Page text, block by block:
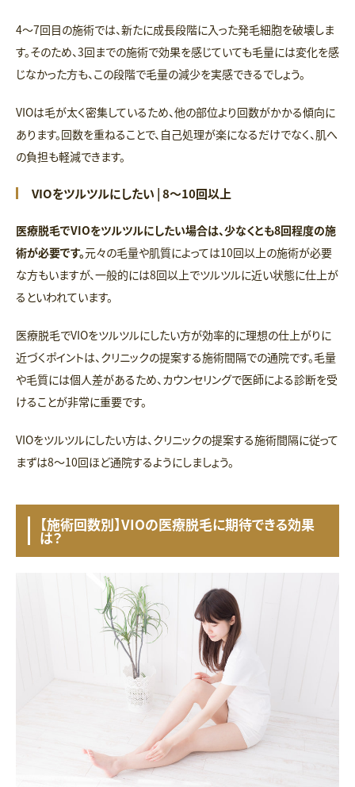
4〜7回目の施術では、新たに成長段階に入った発毛細胞を破壊しま
す。そのため、3回までの施術で効果を感じていても毛量には変化を感
じなかった方も、この段階で毛量の減少を実感できるでしょう。
VIOは毛が太く密集しているため、他の部位より回数がかかる傾向に
あります。回数を重ねることで、自己処理が楽になるだけでなく、肌へ
の負担も軽減できます。
VIOをツルツルにしたい | 8～10回以上
医療脱毛でVIOをツルツルにしたい場合は、少なくとも8回程度の施
術が必要です。元々の毛量や肌質によっては10回以上の施術が必要
な方もいますが、一般的には8回以上でツルツルに近い状態に仕上が
るといわれています。
医療脱毛でVIOをツルツルにしたい方が効率的に理想の仕上がりに
近づくポイントは、クリニックの提案する施術間隔での通院です。毛量
や毛質には個人差があるため、カウンセリングで医師による診断を受
けることが非常に重要です。
VIOをツルツルにしたい方は、クリニックの提案する施術間隔に従って
まずは8〜10回ほど通院するようにしましょう。
【施術回数別】VIOの医療脱毛に期待できる効果
は？